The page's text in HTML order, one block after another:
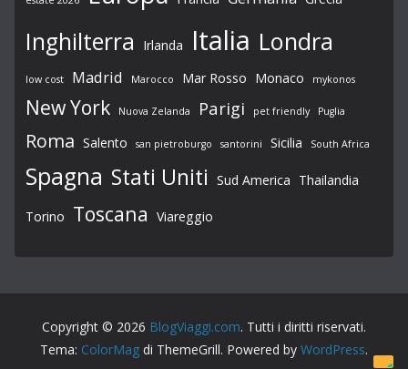
Inghilterra Irlanda Italia Londra
low cost Madrid Marocco Mar Rosso Monaco mykonos
New York Nuova Zelanda Parigi pet friendly Puglia
Roma Salento san pietroburgo santorini Sicilia South Africa
Spagna Stati Uniti Sud America Thailandia
Torino Toscana Viareggio
Copyright © 2026 BlogViaggi.com. Tutti i diritti riservati.
Tema: ColorMag di ThemeGrill. Powered by WordPress.